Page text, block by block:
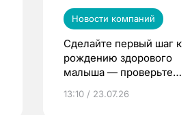
Новости компаний
Сделайте первый шаг к
рождению здорового
малыша — проверьте
по ОМС!
13:10 / 23.07.26